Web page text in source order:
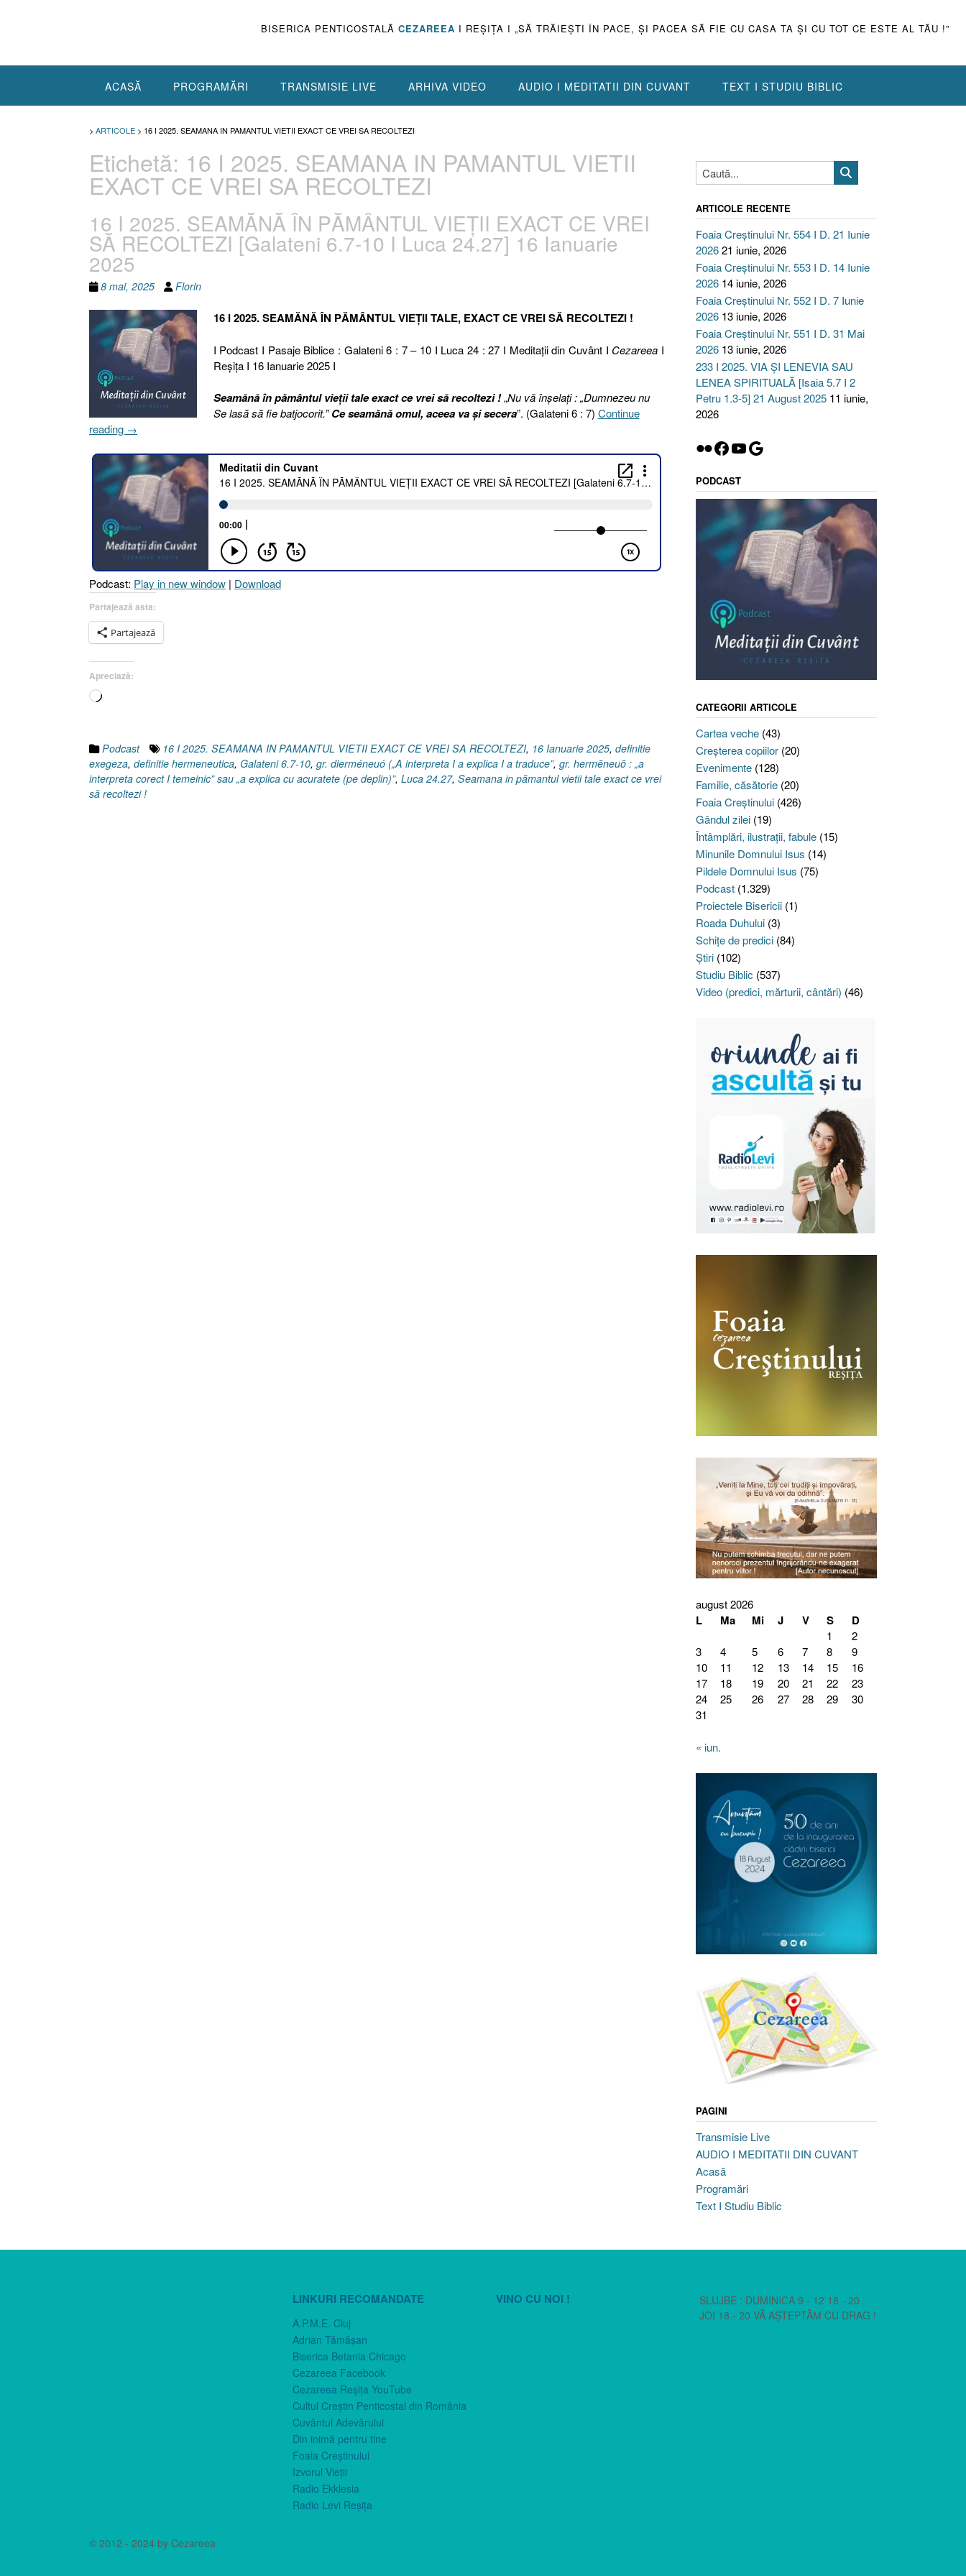
BISERICA PENTICOSTALĂ CEZAREEA I REŞIŢA I „SĂ TRĂIEŞTI ÎN PACE, ŞI PACEA SĂ FIE CU CASA TA ŞI CU TOT CE ESTE AL TĂU !”
ACASĂ PROGRAMĂRI TRANSMISIE LIVE ARHIVA VIDEO AUDIO I MEDITATII DIN CUVANT TEXT I STUDIU BIBLIC
> ARTICOLE > 16 I 2025. SEAMANA IN PAMANTUL VIETII EXACT CE VREI SA RECOLTEZI
Etichetă: 16 I 2025. SEAMANA IN PAMANTUL VIETII
EXACT CE VREI SA RECOLTEZI
16 I 2025. SEAMĂNĂ ÎN PĂMÂNTUL VIEȚII EXACT CE VREI
SĂ RECOLTEZI [Galateni 6.7-10 I Luca 24.27] 16 Ianuarie
2025
8 mai, 2025 Florin
16 I 2025. SEAMĂNĂ ÎN PĂMÂNTUL VIEȚII TALE, EXACT CE VREI SĂ RECOLTEZI !
I Podcast I Pasaje Biblice : Galateni 6 : 7 – 10 I Luca 24 : 27 I Meditaţii din Cuvânt I Cezareea I
Reşiţa I 16 Ianuarie 2025 I
Seamănă în pământul vieții tale exact ce vrei să recoltezi !„Nu vă înşelaţi : „Dumnezeu nu
Se lasă să fie batjocorit.”Ce seamănă omul, aceea va şi secera”. (Galateni 6 : 7) Continue
reading „16
2025.
SEAMĂNĂ
ÎN
PĂMÂNTUL
VIEȚII
EXACT
CE
VREI
SĂ
RECOLTEZI
[Galateni
6.7-
I
Luca
2025”
→
Podcast: Play in new window | Download
Partajează asta:
Partajează
Apreciază:
Încarc...
Podcast 16 I 2025. SEAMANA IN PAMANTUL VIETII EXACT CE VREI SA RECOLTEZI, 16 Ianuarie 2025, definitie
exegeza, definitie hermeneutica, Galateni 6.7-10, gr. dierméneuó („A interpreta I a explica I a traduce”, gr. hermēneuō : „a
interpreta corect I temeinic” sau „a explica cu acuratete (pe deplin)”, Luca 24.27, Seamana in pămantul vietii tale exact ce vrei
să recoltezi !
ARTICOLE RECENTE
Foaia Creștinului Nr. 554 I D. 21 Iunie
202621 iunie, 2026
Foaia Creștinului Nr. 553 I D. 14 Iunie
2026 14 iunie, 2026
Foaia Creștinului Nr. 552 I D. 7 Iunie
2026 13 iunie, 2026
Foaia Creștinului Nr. 551 I D. 31 Mai
2026 13 iunie, 2026
233 I 2025. VIA ȘI LENEVIA SAU
LENEA SPIRITUALĂ [Isaia 5.7 I 2
Petru 1.3-5] 21 August 2025 11 iunie,
2026
Flickr
Facebook
YouTube
Google
PODCAST
CATEGORII ARTICOLE
Cartea veche(43)
Creşterea copiilor(20)
Evenimente(128)
Familie, căsătorie(20)
Foaia Creştinului(426)
Gândul zilei(19)
Întâmplări, ilustraţii, fabule(15)
Minunile Domnului Isus (14)
Pildele Domnului Isus (75)
Podcast(1.329)
Proiectele Bisericii(1)
Roada Duhului(3)
Schiţe de predici(84)
Ştiri(102)
Studiu Biblic (537)
Video (predici, mărturii, cântări) (46)
august 2026
L Ma Mi J V S D
1
2
3
4 5 6 7 8
9
10
11 12 13 14 15
16
17
18 19 20 21 22
23
24
25 26 27 28 29
30
31
« iun.
PAGINI
Transmisie Live
AUDIO I MEDITATII DIN CUVANT
Acasă
Programări
Text I Studiu Biblic
LINKURI RECOMANDATE
A.P.M.E. Cluj
Adrian Tămăşan
Biserica Betania Chicago
Cezareea Facebook
Cezareea Reşiţa YouTube
Cultul Creştin Penticostal din România
Cuvântul Adevărului
Din inimă pentru tine
Foaia Creştinului
Izvorul Vieţii
Radio Ekklesia
Radio Levi Reşiţa
VINO CU NOI !
SLUJBE : DUMINICA 9 - 12 18 - 20
JOI 18 - 20 VĂ AȘTEPTĂM CU DRAG !
© 2012 - 2024 by Cezareea